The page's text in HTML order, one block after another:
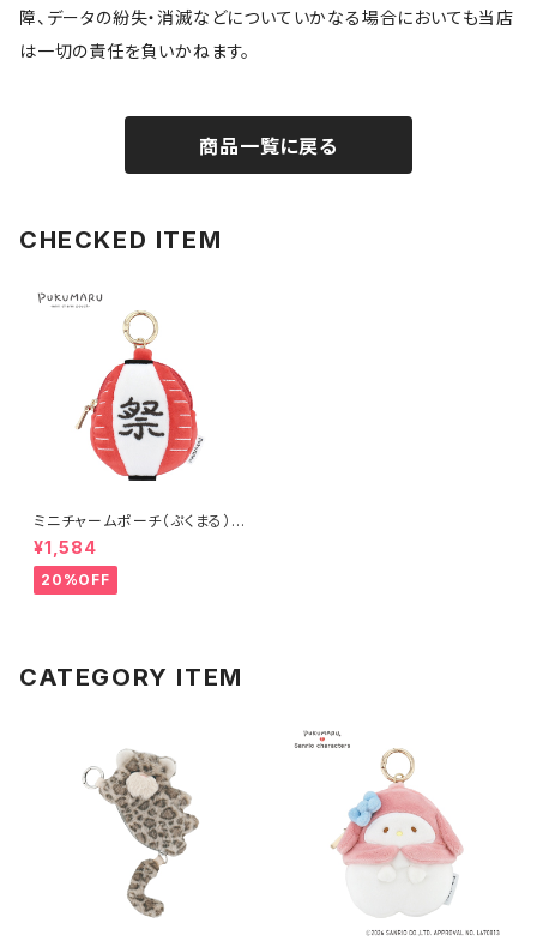
障、データの紛失・消滅などについていかなる場合においても当店
は一切の責任を負いかねます。
商品一覧に戻る
CHECKED ITEM
ミニチャームポーチ（ぷくまる）
提灯 GPO0371-C
¥1,584
20%OFF
CATEGORY ITEM